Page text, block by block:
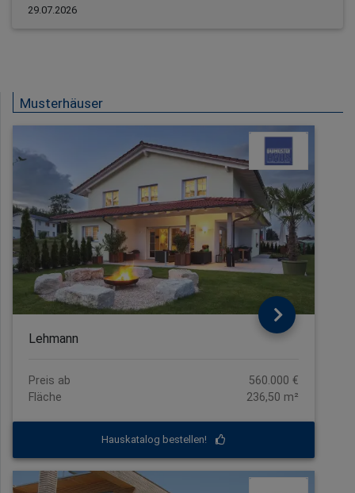
29.07.2026
Musterhäuser
Lehmann
Preis ab
560.000 €
Fläche
236,50 m²
Hauskatalog bestellen!